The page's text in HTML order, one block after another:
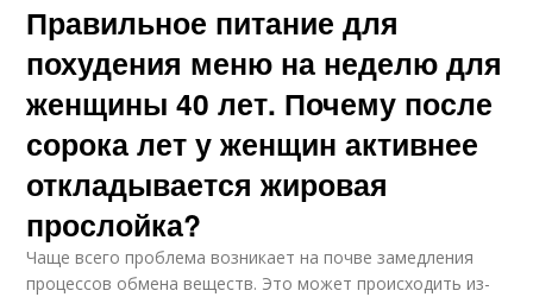
Правильное питание для
похудения меню на неделю для
женщины 40 лет. Почему после
сорока лет у женщин активнее
откладывается жировая
прослойка?
Чаще всего проблема возникает на почве замедления
процессов обмена веществ. Это может происходить из-